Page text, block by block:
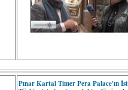
Pınar Kartal Timer Pera Palace'ın